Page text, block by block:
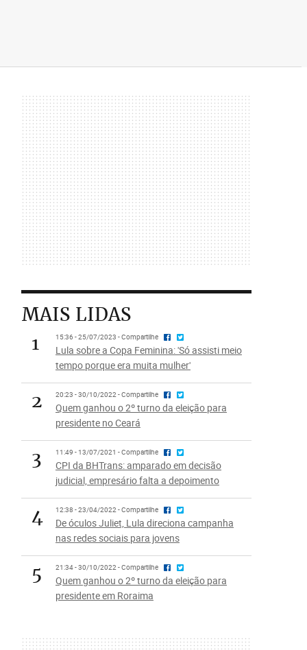
MAIS LIDAS
1
15:36 - 25/07/2023 - Compartilhe
Lula sobre a Copa Feminina: 'Só assisti meio
tempo porque era muita mulher'
2 20:23 - 30/10/2022 - Compartilhe
Quem ganhou o 2º turno da eleição para
presidente no Ceará
3 11:49 - 13/07/2021 - Compartilhe
CPI da BHTrans: amparado em decisão
judicial, empresário falta a depoimento
4 12:38 - 23/04/2022 - Compartilhe
De óculos Juliet, Lula direciona campanha
nas redes sociais para jovens
5 21:34 - 30/10/2022 - Compartilhe
Quem ganhou o 2º turno da eleição para
presidente em Roraima